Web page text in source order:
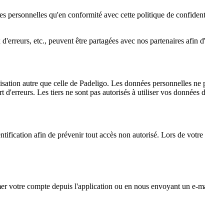
qu'en conformité avec cette politique de
etc., peuvent être partagées avec nos partenaires afin
autre que celle de Padeligo. Les données personnelles
Les tiers ne sont pas autorisés à utiliser vos
afin de prévenir tout accès non autorisé. Lors de
votre compte depuis l'application ou en nous envoyant un e-